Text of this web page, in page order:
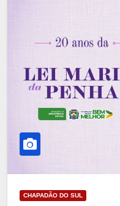
CHAPADÃO DO SUL